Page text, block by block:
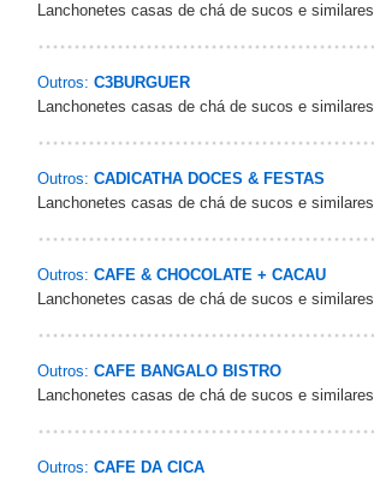
Lanchonetes casas de chá de sucos e similares
Outros: C3BURGUER
Lanchonetes casas de chá de sucos e similares
Outros: CADICATHA DOCES & FESTAS
Lanchonetes casas de chá de sucos e similares
Outros: CAFE & CHOCOLATE + CACAU
Lanchonetes casas de chá de sucos e similares
Outros: CAFE BANGALO BISTRO
Lanchonetes casas de chá de sucos e similares
Outros: CAFE DA CICA